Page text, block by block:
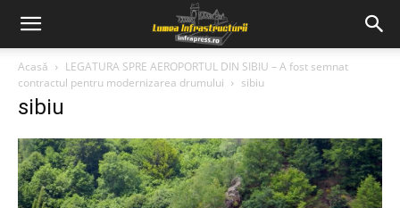
Acasă
LEGATURA SPRE AEROPORTUL DIN SIBIU – A fost semnat
contractul pentru modernizarea drumului
sibiu
sibiu